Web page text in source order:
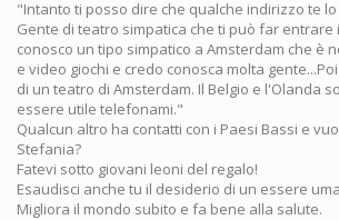
"Intanto ti posso dire che qualche indirizzo te
Gente di teatro simpatica che ti può far entrare
conosco un tipo simpatico a Amsterdam che è
e video giochi e credo conosca molta
di un teatro di Amsterdam. Il Belgio e l'Olanda
essere utile telefonami."
Qualcun altro ha contatti con i Paesi Bassi e
Stefania?
Fatevi sotto giovani leoni del regalo!
Esaudisci anche tu il desiderio di un essere
Migliora il mondo subito e fa bene alla salute.